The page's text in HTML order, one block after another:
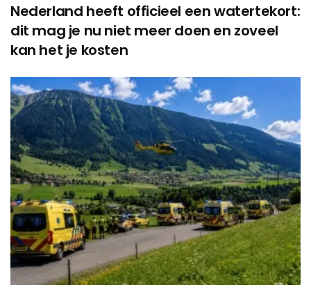
Nederland heeft officieel een watertekort:
dit mag je nu niet meer doen en zoveel
kan het je kosten